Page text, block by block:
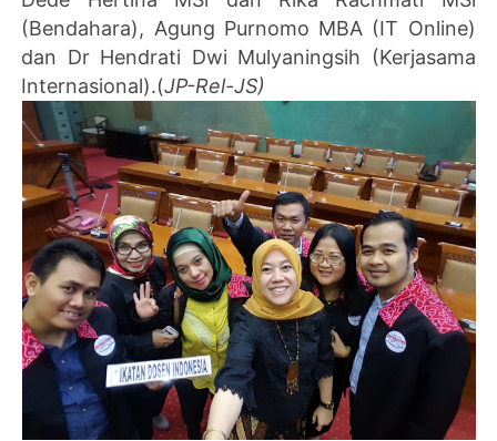
(Bendahara), Agung Purnomo MBA (IT Online)
dan Dr Hendrati Dwi Mulyaningsih (Kerjasama
Internasional).(JP-Rel-JS)